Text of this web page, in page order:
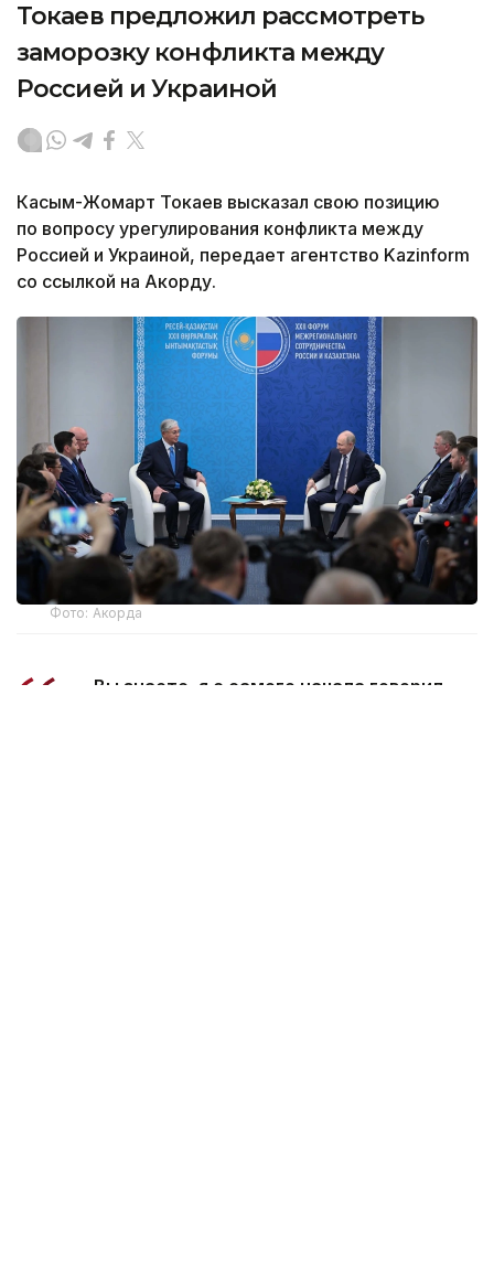
Токаев предложил рассмотреть
заморозку конфликта между
Россией и Украиной
Касым-Жомарт Токаев высказал свою позицию
по вопросу урегулирования конфликта между
Россией и Украиной, передает агентство Kazinform
со ссылкой на Акорду.
Фото: Акорда
— Вы знаете, я с самого начала говорил,